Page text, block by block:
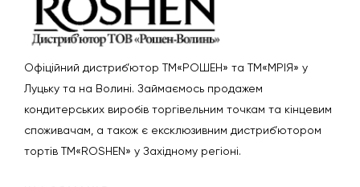
Офіційний дистриб’ютор ТМ«РОШЕН» та ТМ«МРІЯ» у
Луцьку та на Волині. Займаємось продажем
кондитерських виробів торгівельним точкам та кінцевим
споживачам, а також є ексклюзивним дистриб’ютором
тортів ТМ«ROSHEN» у Західному регіоні.